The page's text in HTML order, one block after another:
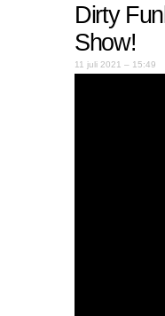
Dirty
Show!
11 juli 2021 – 15:49